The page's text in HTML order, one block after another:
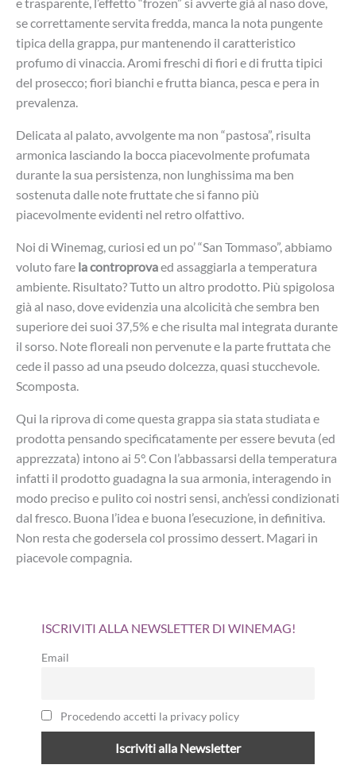
e trasparente, l’effetto “frozen” si avverte già al naso dove,
se correttamente servita fredda, manca la nota pungente
tipica della grappa, pur mantenendo il caratteristico
profumo di vinaccia. Aromi freschi di fiori e di frutta tipici
del prosecco; fiori bianchi e frutta bianca, pesca e pera in
prevalenza.
Delicata al palato, avvolgente ma non “pastosa”, risulta
armonica lasciando la bocca piacevolmente profumata
durante la sua persistenza, non lunghissima ma ben
sostenuta dalle note fruttate che si fanno più
piacevolmente evidenti nel retro olfattivo.
Noi di Winemag, curiosi ed un po’ “San Tommaso”, abbiamo
voluto fare la controprovaed assaggiarla a temperatura
ambiente. Risultato? Tutto un altro prodotto. Più spigolosa
già al naso, dove evidenzia una alcolicità che sembra ben
superiore dei suoi 37,5% e che risulta mal integrata durante
il sorso. Note floreali non pervenute e la parte fruttata che
cede il passo ad una pseudo dolcezza, quasi stucchevole.
Scomposta.
Qui la riprova di come questa grappa sia stata studiata e
prodotta pensando specificatamente per essere bevuta (ed
apprezzata) intono ai 5°. Con l’abbassarsi della temperatura
infatti il prodotto guadagna la sua armonia, interagendo in
modo preciso e pulito coi nostri sensi, anch’essi condizionati
dal fresco. Buona l’idea e buona l’esecuzione, in definitiva.
Non resta che godersela col prossimo dessert. Magari in
piacevole compagnia.
ISCRIVITI ALLA NEWSLETTER DI WINEMAG!
Email
Procedendo accetti la privacy policy